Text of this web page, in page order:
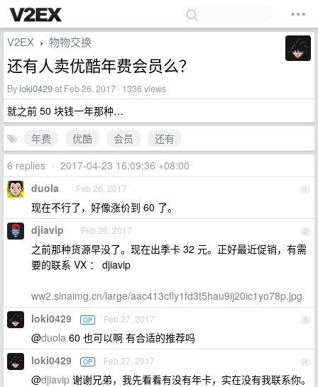
V2EX › 物物交换
还有人卖优酷年费会员么？
By loki0429at Feb 26, 2017 · 1336 views
就之前 50 块钱一年那种…
年费
优酷 会员
还有
6 replies • 2017-04-23 16:09:36 +08:00
1
duola Feb 26, 2017
现在不行了，好像涨价到 60 了。
2
djiavip Feb 26, 2017
之前那种货源早没了。现在出季卡 32 元。正好最近促销，有需
要的联系 VX ： djiavip
ww2.sinaimg.cn/large/aac413cfly1fd3t5hau9ij20ic1yo78p.jpg
3
loki0429 OP Feb 27, 2017
@duola 60 也可以啊 有合适的推荐吗
4
loki0429 OP Feb 27, 2017
@djiavip 谢谢兄弟，我先看看有没有年卡，实在没有我联系你。